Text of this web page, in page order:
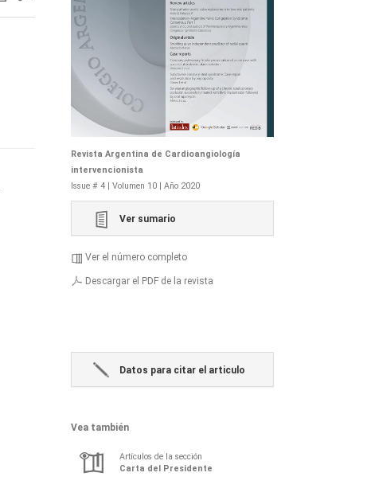
Revista Argentina de Cardioangiología
intervencionista
Issue # 4 | Volumen 10 | Año 2020
Ver sumario
Ver el número completo
Descargar el PDF de la revista
Datos para citar el articulo
Vea también
Artículos de la sección
Carta del Presidente